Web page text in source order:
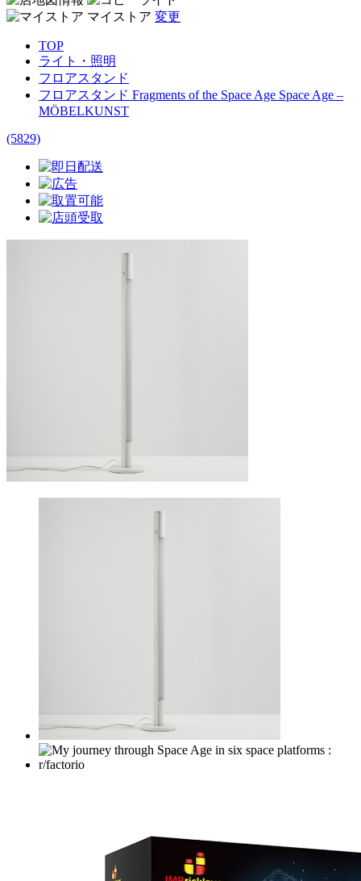
マイストア 変更
TOP
ライト・照明
フロアスタンド
フロアスタンド Fragments of the Space Age Space Age –
MÖBELKUNST
(5829)